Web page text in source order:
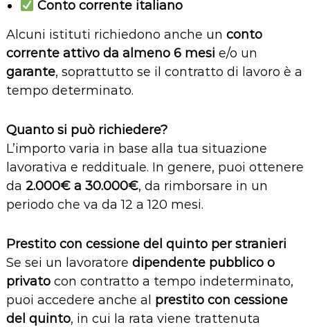
Conto corrente italiano
Alcuni istituti richiedono anche un conto
corrente attivo da almeno 6 mesi e/o un
garante, soprattutto se il contratto di lavoro è a
tempo determinato.
Quanto si può richiedere?
L’importo varia in base alla tua situazione
lavorativa e reddituale. In genere, puoi ottenere
da 2.000€ a 30.000€, da rimborsare in un
periodo che va da 12 a 120 mesi.
Prestito con cessione del quinto per stranieri
Se sei un lavoratore dipendente pubblico o
privatocon contratto a tempo indeterminato,
puoi accedere anche al prestito con cessione
del quinto, in cui la rata viene trattenuta